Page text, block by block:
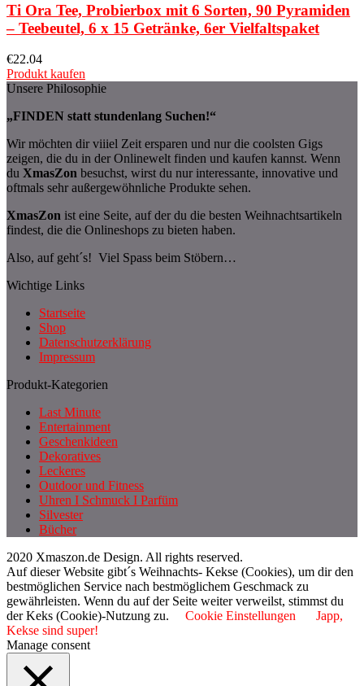
Ti Ora Tee, Probierbox mit 6 Sorten, 90 Pyramiden
– Teebeutel, 6 x 15 Getränke, 6er Vielfaltspaket
€22.04
Produkt kaufen
Unsere Philosophie
„FINDEN statt stundenlang Suchen!“
Wir möchten dir viiiel Zeit ersparen und nur die coolsten Gigs
zeigen, die du in der Onlinewelt finden und kaufen kannst. Wenn
du XmasZon besuchst, wirst du nur interessante, innovative und
oftmals sehr außergewöhnliche Produkte sehen.
XmasZon ist eine Seite, auf der du die besten Weihnachtsartikeln
findest, die die Onlineshops zu bieten haben.
Also, auf geht´s! Viel Spass beim Stöbern…
Wichtige Links
Startseite
Shop
Datenschutzerklärung
Impressum
Produkt-Kategorien
Last Minute
Entertainment
Geschenkideen
Dekoratives
Leckeres
Outdoor und Fitness
Uhren I Schmuck I Parfüm
Silvester
Bücher
2020 Xmaszon.de Design. All rights reserved.
Auf dieser Website gibt´s Weihnachts- Kekse (Cookies), um dir den
bestmöglichen Service nach bestmöglichem Geschmack zu
gewährleisten. Wenn du auf der Seite weiter verweilst, stimmst du
der Keks (Cookie)-Nutzung zu.
Cookie Einstellungen
Japp,
Kekse sind super!
Manage consent